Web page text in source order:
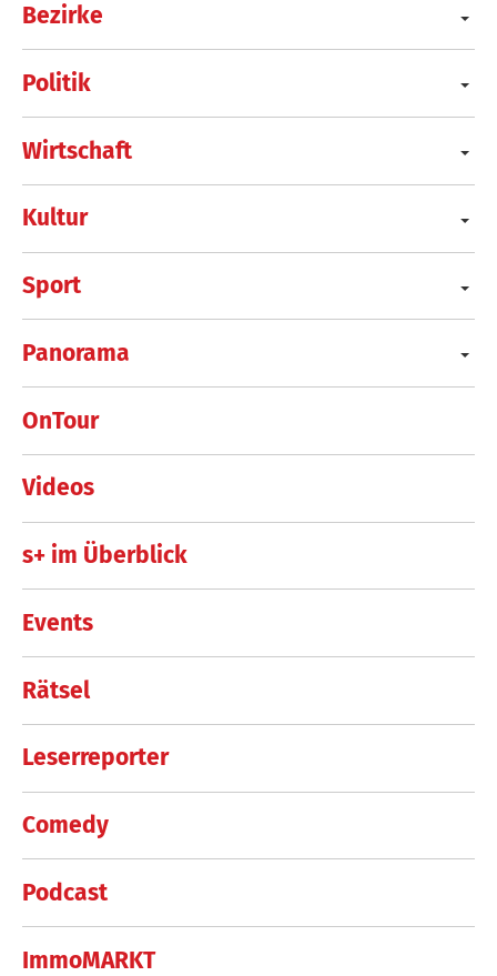
Bezirke
Politik
Wirtschaft
Kultur
Sport
Panorama
OnTour
Videos
s+ im Überblick
Events
Rätsel
Leserreporter
Comedy
Podcast
ImmoMARKT